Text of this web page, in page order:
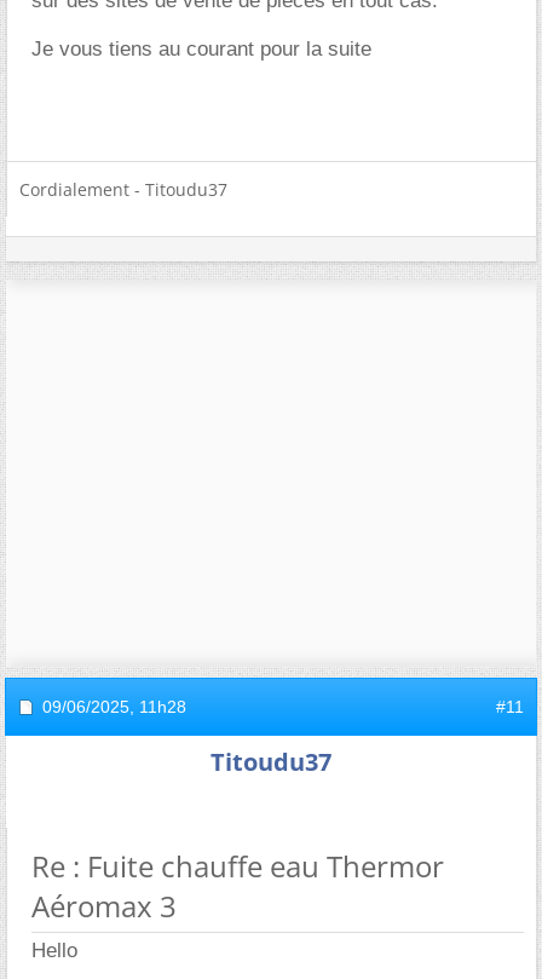
Je vous tiens au courant pour la suite
Cordialement - Titoudu37
09/06/2025, 11h28 #11
Titoudu37
Re : Fuite chauffe eau Thermor
Aéromax 3
Hello